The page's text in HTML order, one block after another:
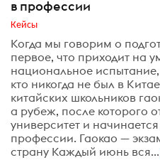
в профессии
Кейсы
Когда мы говорим о
первое, что приходит на
национальное
кто никогда не был в
китайских школьников
а рубеж, после которого
университет и
профессии. Гаокао —
страну Каждый июнь вся...